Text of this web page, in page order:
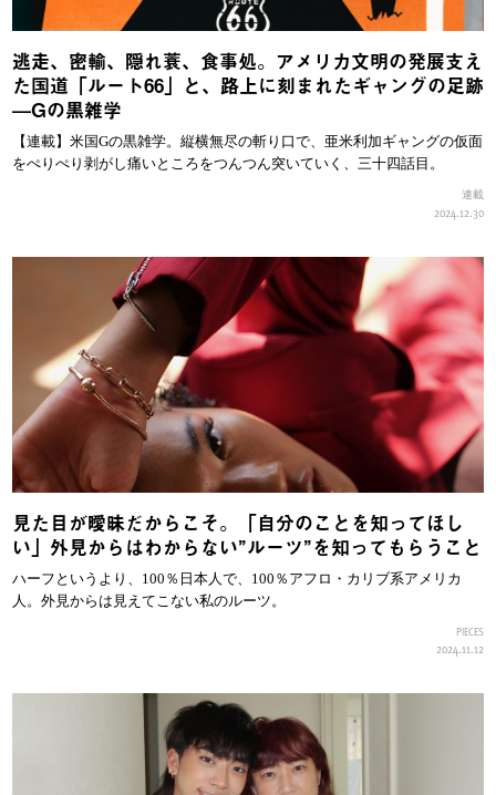
逃走、密輸、隠れ蓑、食事処。アメリカ文明の発展支え
た国道「ルート66」と、路上に刻まれたギャングの足跡
—Gの黒雑学
【連載】米国Gの黒雑学。縦横無尽の斬り口で、亜米利加ギャングの仮面
をぺりぺり剥がし痛いところをつんつん突いていく、三十四話目。
連載
2024.12.30
見た目が曖昧だからこそ。「自分のことを知ってほし
い」外見からはわからない”ルーツ”を知ってもらうこと
ハーフというより、100％日本人で、100％アフロ・カリブ系アメリカ
人。外見からは見えてこない私のルーツ。
PIECES
2024.11.12